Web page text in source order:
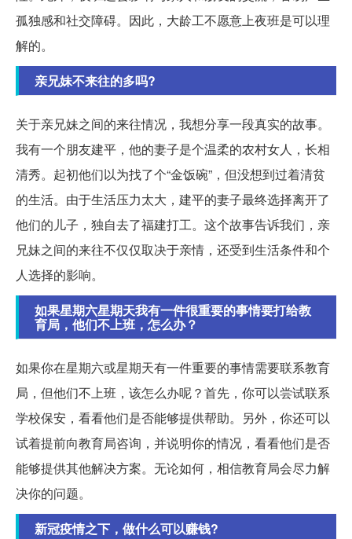
孤独感和社交障碍。因此，大龄工不愿意上夜班是可以理
解的。
亲兄妹不来往的多吗?
关于亲兄妹之间的来往情况，我想分享一段真实的故事。
我有一个朋友建平，他的妻子是个温柔的农村女人，长相
清秀。起初他们以为找了个“金饭碗”，但没想到过着清贫
的生活。由于生活压力太大，建平的妻子最终选择离开了
他们的儿子，独自去了福建打工。这个故事告诉我们，亲
兄妹之间的来往不仅仅取决于亲情，还受到生活条件和个
人选择的影响。
如果星期六星期天我有一件很重要的事情要打给教
育局，他们不上班，怎么办？
如果你在星期六或星期天有一件重要的事情需要联系教育
局，但他们不上班，该怎么办呢？首先，你可以尝试联系
学校保安，看看他们是否能够提供帮助。另外，你还可以
试着提前向教育局咨询，并说明你的情况，看看他们是否
能够提供其他解决方案。无论如何，相信教育局会尽力解
决你的问题。
新冠疫情之下，做什么可以赚钱?